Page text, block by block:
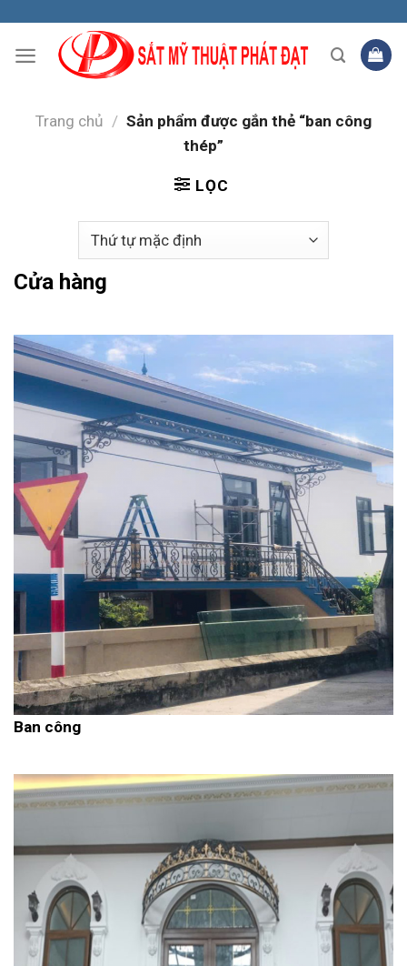
content
Trang chủ / Sản phẩm được gắn thẻ “ban công
thép”
LỌC
Cửa hàng
Ban công